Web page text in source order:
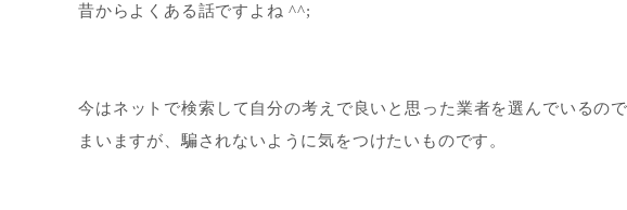
昔からよくある話ですよね ^^;
今はネットで検索して自分の考えで良いと思った業者を選んでいるの
まいますが、騙されないように気をつけたいものです。